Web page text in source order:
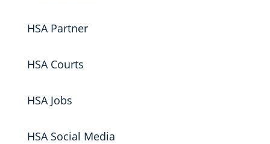
HSA Partner
HSA Courts
HSA Jobs
HSA Social Media